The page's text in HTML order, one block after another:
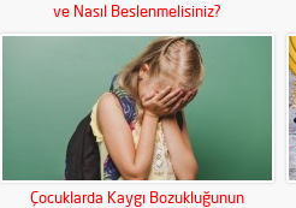
ve Nasıl Beslenmelisiniz?
Çocuklarda Kaygı Bozukluğunun